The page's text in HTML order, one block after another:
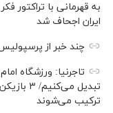
به قهرمانی با تراکتور
ایران اجحاف شد
چند خبر از
تاجرنیا: ورزشگاه
تبدیل
ترکیب می‌شوند